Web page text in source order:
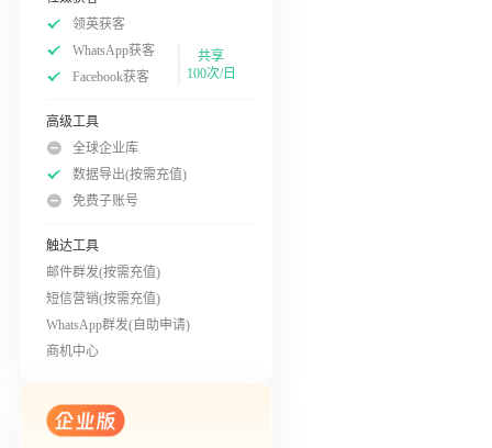
领英获客
WhatsApp获客
Facebook获客
共享
100次/日
高级工具
全球企业库
数据导出(按需充值)
免费子账号
触达工具
邮件群发(按需充值)
短信营销(按需充值)
WhatsApp群发(自助申请)
商机中心